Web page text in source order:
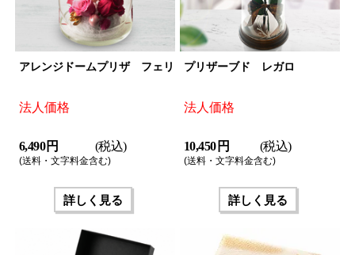
アレンジドームプリザ フェリ
法人価格
6,490 円 (税込)
(送料・文字料金含む)
詳しく見る
プリザーブド レガロ
法人価格
10,450 円 (税込)
(送料・文字料金含む)
詳しく見る